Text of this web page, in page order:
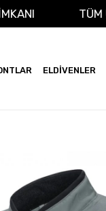
İMKANI
ELDİVENLER